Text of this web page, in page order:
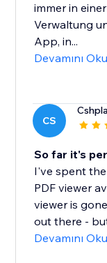
immer in
Verwaltung
App, in...
Devamını Oku
CS
So far it's
I've spent
PDF viewer
viewer is
out there -
Devamını Oku